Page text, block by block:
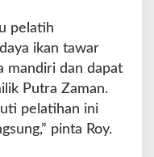
pelatih
ikan tawar
mandiri dan dapat
Putra Zaman.
pelatihan ini
pinta Roy.